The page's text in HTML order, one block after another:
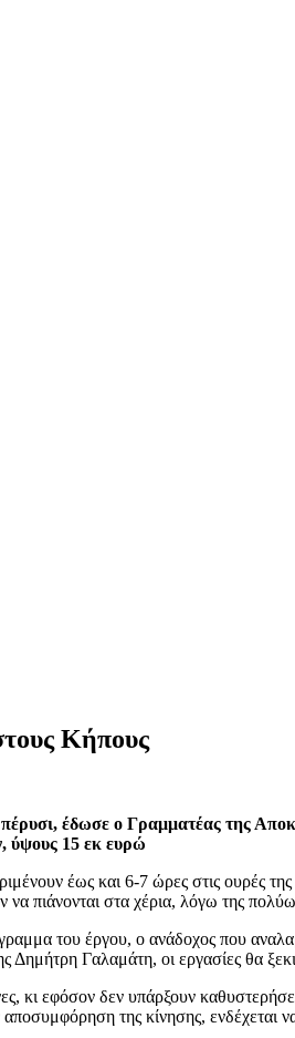
Κήπους
πέρυσι, έδωσε ο Γραμματέας της
Καστανεών, ύψους
έως και 6-7 ώρες στις ουρές
να πιάνονται στα χέρια, λόγω της
του έργου, ο ανάδοχος που
Γαλαμάτη, οι εργασίες θα
κι εφόσον δεν υπάρξουν
της κίνησης, ενδέχεται να